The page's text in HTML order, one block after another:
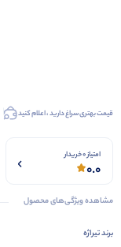
قیمت بهتری سراغ دارید ، اعلام کنید
امتیاز 0 خریدار
0.0
مشاهده ویژگی‌های محصول
برند تیراژه